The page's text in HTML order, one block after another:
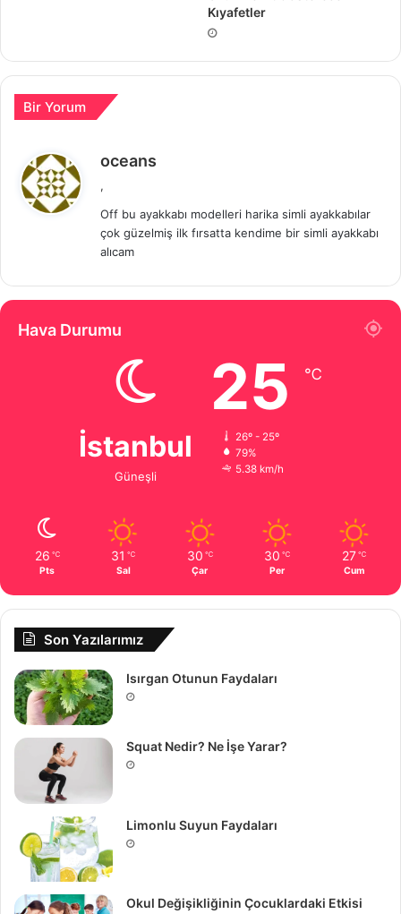
Kıyafetler
Bir Yorum
oceans
i
k
,
Off bu ayakkabı modelleri harika simli ayakkabılar
çok güzelmiş ilk fırsatta kendime bir simli ayakkabı
alıcam
Hava Durumu
İstanbul
Güneşli
25 ℃
26º - 25º
79%
5.38 km/h
26 ℃
Pts
31 ℃
Sal
30 ℃
Çar
30 ℃
Per
27 ℃
Cum
Son Yazılarımız
Isırgan Otunun Faydaları
Squat Nedir? Ne İşe Yarar?
Limonlu Suyun Faydaları
Okul Değişikliğinin Çocuklardaki Etkisi